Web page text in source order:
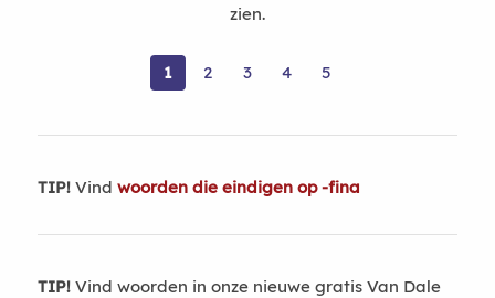
zien.
1 2 3 4 5
TIP!Vind woorden die eindigen op -fina
TIP!Vind woorden in onze nieuwe gratis Van Dale